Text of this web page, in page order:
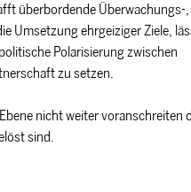
überbordende Überwachungs-,
Umsetzung ehrgeiziger Ziele,
Polarisierung zwischen
zu setzen.
nicht weiter voranschreiten
sind.